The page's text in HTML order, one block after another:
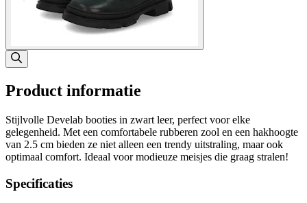
Product informatie
Stijlvolle Develab booties in zwart leer, perfect voor elke
gelegenheid. Met een comfortabele rubberen zool en een hakhoogte
van 2.5 cm bieden ze niet alleen een trendy uitstraling, maar ook
optimaal comfort. Ideaal voor modieuze meisjes die graag stralen!
Specificaties